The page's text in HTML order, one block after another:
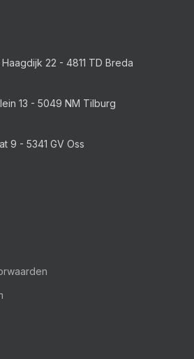
22 - 4811 TD Breda
13 - 5049 NM Tilburg
9 - 5341 GV Oss